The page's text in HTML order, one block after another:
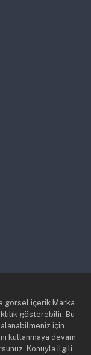
görsel içerik Marka
gösterebilir. Bu
için
kullanmaya devam
Konuyla ilgili